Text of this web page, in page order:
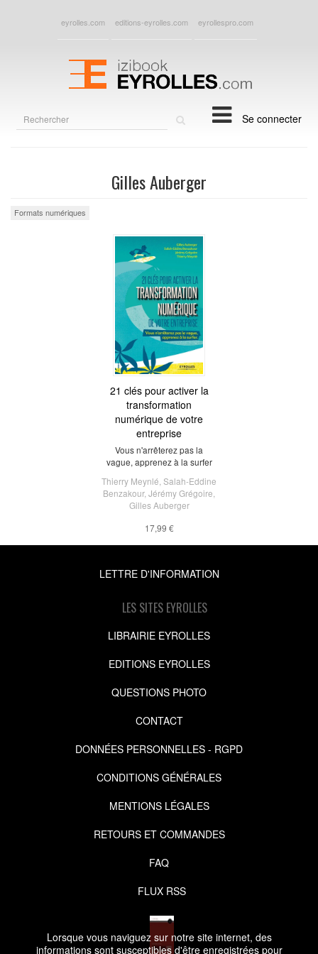
Lorsque vous naviguez sur notre site internet, des
informations sont susceptibles d'être enregistrées pour
eyrolles.com editions-eyrolles.com eyrollespro.com
Se connecter
Gilles Auberger
Formats numériques
21 clés pour activer la
transformation
numérique de votre
entreprise
Vous n'arrêterez pas la
vague, apprenez à la surfer
Thierry Meynlé Salah-Eddine
Benzakour, Jérémy Grégoire
Gilles Auberger
17,99 €
LETTRE D'INFORMATION
LES SITES EYROLLES
LIBRAIRIE EYROLLES
EDITIONS EYROLLES
QUESTIONS PHOTO
CONTACT
DONNÉES PERSONNELLES - RGPD
CONDITIONS GÉNÉRALES
MENTIONS LÉGALES
RETOURS ET COMMANDES
FAQ
FLUX RSS